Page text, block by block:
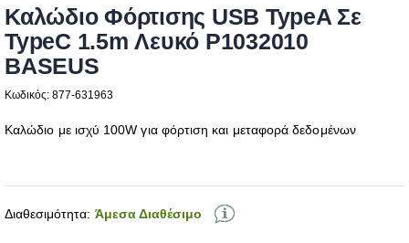
Καλώδιο Φόρτισης USB TypeA Σε
TypeC 1.5m Λευκό P1032010
BASEUS
Κωδικός: 877-631963
Καλώδιο με ισχύ 100W για φόρτιση και μεταφορά δεδομένων
Διαθεσιμότητα: Άμεσα Διαθέσιμο